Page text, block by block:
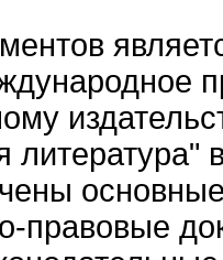
правовые